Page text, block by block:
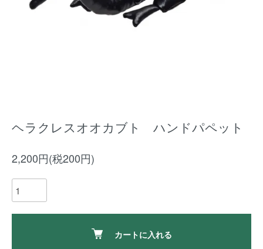
ヘラクレスオオカブト ハンドパペット
2,200円(税200円)
カートに入れる